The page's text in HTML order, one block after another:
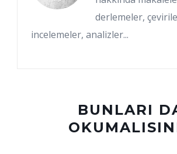
derlemeler,
incelemeler, analizler...
BUNLARI